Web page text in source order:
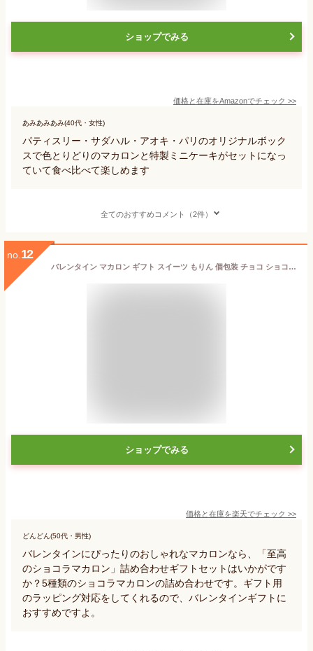
ショップでみる
価格と在庫をAmazonでチェック >>
あみあみあみ(40代・女性)
パティスリー・サダハル・アオキ・パリのオリジナルボック
スで色とりどりのマカロンと特製ミニケーキがセットになっ
ていて食べ比べて楽しめます
全てのおすすめコメント（2件）
no. 12
バレンタイン マカロン ギフト スイーツ もりん 個包装 チョコ ショコラマカロン 5個 詰め合わせ 高級 おしゃれ 誕生日プレゼント かわいい 手土産 お取り寄せ プチギフト お菓子 職場 出産祝い 内祝い お返し 結婚祝い 退職祝い お礼 義理チョコ ばらまき 送料無料
ショップでみる
価格と在庫を楽天でチェック >>
どんどん(50代・男性)
バレンタインにぴったりのおしゃれなマカロンなら、「至高
のショコラマカロン」詰め合わせギフトセットはいかがです
か？5種類のショコラマカロンの詰め合わせです。ギフト用
のラッピング対応をしてくれるので、バレンタインギフトに
おすすめですよ。